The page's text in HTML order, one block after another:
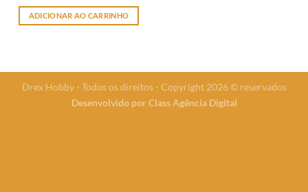
ADICIONAR AO CARRINHO
Drex Hobby - Todos os direitos - Copyright 2026 © reservados
Desenvolvido porClass Agência Digital